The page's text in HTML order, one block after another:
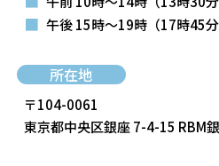
■ 午後 15時～19時 （17時45
所在地
〒104-0061
東京都中央区銀座 7-4-15 RBM